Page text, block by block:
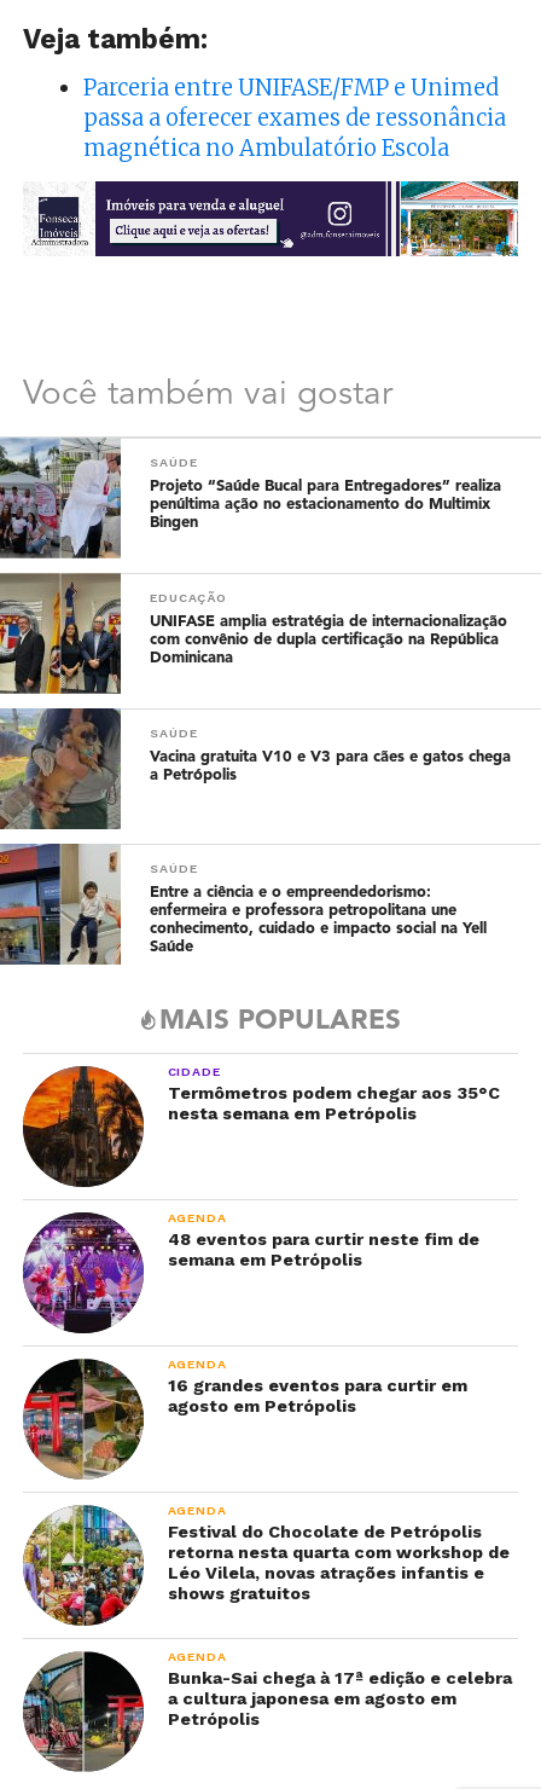
Veja também:
Parceria entre UNIFASE/FMP e Unimed
passa a oferecer exames de ressonância
magnética no Ambulatório Escola
Você também vai gostar
SAÚDE
Projeto “Saúde Bucal para Entregadores” realiza
penúltima ação no estacionamento do Multimix
Bingen
EDUCAÇÃO
UNIFASE amplia estratégia de internacionalização
com convênio de dupla certificação na República
Dominicana
SAÚDE
Vacina gratuita V10 e V3 para cães e gatos chega
a Petrópolis
SAÚDE
Entre a ciência e o empreendedorismo:
enfermeira e professora petropolitana une
conhecimento, cuidado e impacto social na Yell
Saúde
MAIS POPULARES
CIDADE
Termômetros podem chegar aos 35°C
nesta semana em Petrópolis
AGENDA
48 eventos para curtir neste fim de
semana em Petrópolis
AGENDA
16 grandes eventos para curtir em
agosto em Petrópolis
AGENDA
Festival do Chocolate de Petrópolis
retorna nesta quarta com workshop de
Léo Vilela, novas atrações infantis e
shows gratuitos
AGENDA
Bunka-Sai chega à 17ª edição e celebra
a cultura japonesa em agosto em
Petrópolis